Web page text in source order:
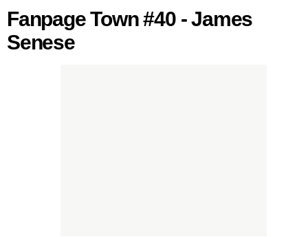
Fanpage Town #40 - James
Senese